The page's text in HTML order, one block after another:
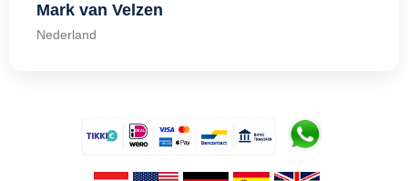
Mark van Velzen
Nederland